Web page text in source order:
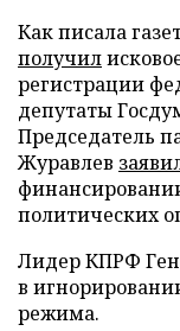
Как писала
получил
регистрации
депутаты
Председатель
Журавлев
политических
Лидер КПРФ
в
режима.